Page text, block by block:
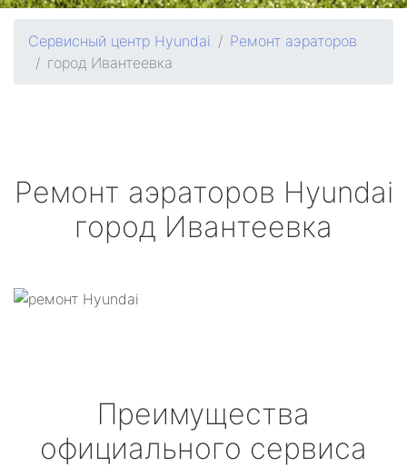
Сервисный центр Hyundai
Ремонт аэраторов
город Ивантеевка
Ремонт аэраторов Hyundai
город Ивантеевка
Преимущества
официального сервиса